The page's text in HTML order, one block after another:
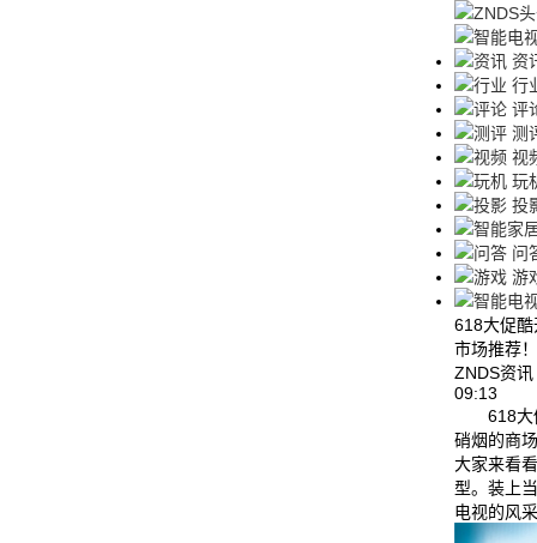
资
行
评
测
视
玩
投
问
游
618大促
市场推荐！
ZNDS资讯
09:13
618大
硝烟的商
大家来看
型。装上
电视的风